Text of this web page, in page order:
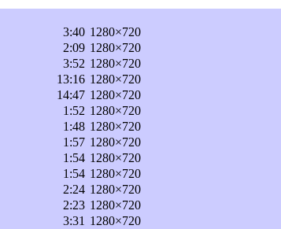
3:40 1280×720
2:09 1280×720
3:52 1280×720
13:16 1280×720
14:47 1280×720
1:52 1280×720
1:48 1280×720
1:57 1280×720
1:54 1280×720
1:54 1280×720
2:24 1280×720
2:23 1280×720
3:31 1280×720